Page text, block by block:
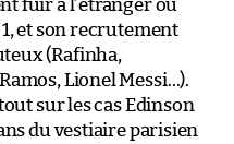
fuir à l’étranger ou
et son recrutement
(Rafinha,
Lionel Messi…).
sur les cas Edinson
du vestiaire parisien